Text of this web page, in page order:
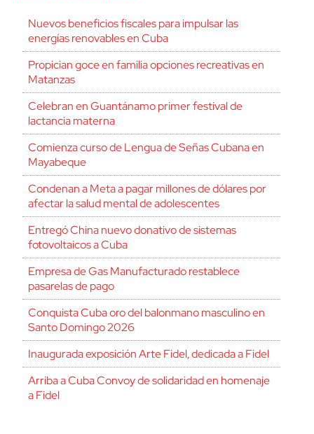
Nuevos beneficios fiscales para impulsar las
energías renovables en Cuba
Propician goce en familia opciones recreativas en
Matanzas
Celebran en Guantánamo primer festival de
lactancia materna
Comienza curso de Lengua de Señas Cubana en
Mayabeque
Condenan a Meta a pagar millones de dólares por
afectar la salud mental de adolescentes
Entregó China nuevo donativo de sistemas
fotovoltaicos a Cuba
Empresa de Gas Manufacturado restablece
pasarelas de pago
Conquista Cuba oro del balonmano masculino en
Santo Domingo 2026
Inaugurada exposición Arte Fidel, dedicada a Fidel
Arriba a Cuba Convoy de solidaridad en homenaje
a Fidel